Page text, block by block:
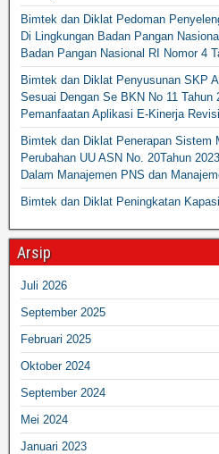
Bimtek dan Diklat Pedoman
Di Lingkungan Badan Pangan
Badan Pangan Nasional RI Nomor 4
Bimtek dan Diklat Penyusunan SKP
Sesuai Dengan Se BKN No 11 Tahun
Pemanfaatan Aplikasi E-Kinerja
Bimtek dan Diklat Penerapan Sistem
Perubahan UU ASN No. 20Tahun
Dalam Manajemen PNS dan
Bimtek dan Diklat Peningkatan
Arsip
Juli 2026
September 2025
Februari 2025
Oktober 2024
September 2024
Mei 2024
Januari 2023